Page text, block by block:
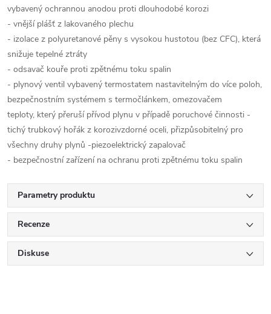
vybavený ochrannou anodou proti dlouhodobé korozi
- vnější plášť z lakovaného plechu
- izolace z polyuretanové pěny s vysokou hustotou (bez CFC), která
snižuje tepelné ztráty
- odsavač kouře proti zpětnému toku spalin
- plynový ventil vybavený termostatem nastavitelným do více poloh,
bezpečnostním systémem s termočlánkem, omezovačem
teploty, který přeruší přívod plynu v případě poruchové činnosti -
tichý trubkový hořák z korozivzdorné oceli, přizpůsobitelný pro
všechny druhy plynů -piezoelektrický zapalovač
- bezpečnostní zařízení na ochranu proti zpětnému toku spalin
Parametry produktu
Recenze
Diskuse